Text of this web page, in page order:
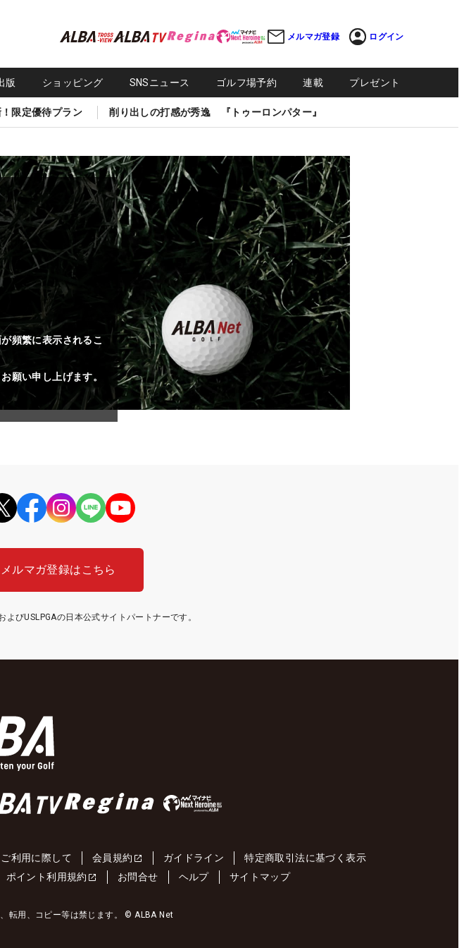
メルマガ登録 ログイン
版 ショッピング SNSニュース ゴルフ場予約 連載 プレゼント
限定優待プラン 削り出しの打感が秀逸 『トゥーロンパター』
頻繁に表示されるこ
願い申し上げます。
メルマガ登録はこちら
びUSLPGAの日本公式サイトパートナーです。
ご利用に際して 会員規約 ガイドライン
特定商取引法に基づく表示
ポイント利用規約 お問合せ ヘルプ サイトマップ
転用、コピー等は禁じます。 © ALBA Net